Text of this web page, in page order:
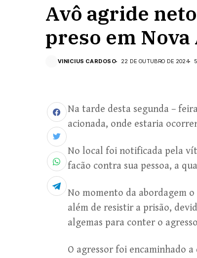
Avô agride
preso em
VINICIUS CARDOSO 22 DE OUTUBRO DE 2024
Na tarde desta segunda –
acionada, onde estaria
No local foi notificada pela
facão contra sua pessoa, a
No momento da abordagem
além de resistir a prisão,
algemas para conter o
O agressor foi encaminhado